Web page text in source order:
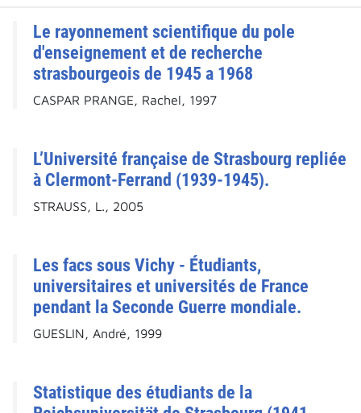
Le rayonnement scientifique du pole
d'enseignement et de recherche
strasbourgeois de 1945 a 1968
CASPAR PRANGE, Rachel, 1997
L’Université française de Strasbourg repliée
à Clermont-Ferrand (1939-1945).
STRAUSS, L., 2005
Les facs sous Vichy - Étudiants,
universitaires et universités de France
pendant la Seconde Guerre mondiale.
GUESLIN, André, 1999
Statistique des étudiants de la